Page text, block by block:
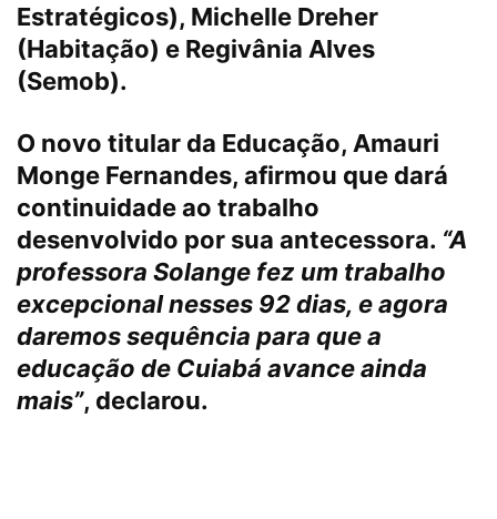
Estratégicos), Michelle Dreher
(Habitação) e Regivânia Alves
(Semob).
O novo titular da Educação, Amauri
Monge Fernandes, afirmou que dará
continuidade ao trabalho
desenvolvido por sua antecessora. “A
professora Solange fez um trabalho
excepcional nesses 92 dias, e agora
daremos sequência para que a
educação de Cuiabá avance ainda
mais”, declarou.